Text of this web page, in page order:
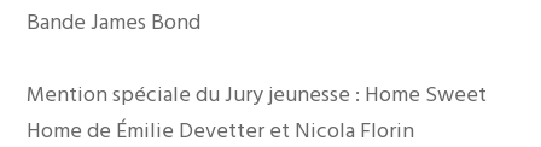
Bande James Bond
Mention spéciale du Jury jeunesse : Home Sweet
Home de Émilie Devetter et Nicola Florin